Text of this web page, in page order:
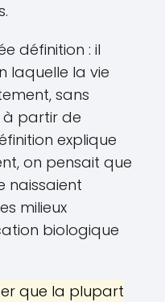
définition : il
laquelle la vie
sans
à partir de
explique
on pensait que
naissaient
milieux
biologique
que la plupart